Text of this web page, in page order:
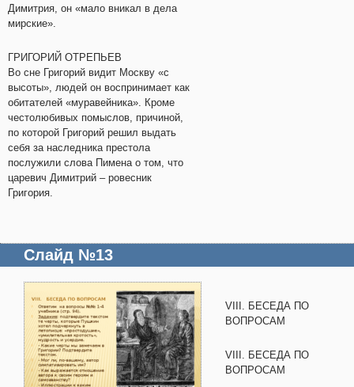
Димитрия, он «мало вникал в дела
мирские».
ГРИГОРИЙ ОТРЕПЬЕВ
Во сне Григорий видит Москву «с
высоты», людей он воспринимает как
обитателей «муравейника». Кроме
честолюбивых помыслов, причиной,
по которой Григорий решил выдать
себя за наследника престола
послужили слова Пимена о том, что
царевич Димитрий – ровесник
Григория.
Слайд №13
VIII. БЕСЕДА ПО
ВОПРОСАМ
VIII. БЕСЕДА ПО
ВОПРОСАМ